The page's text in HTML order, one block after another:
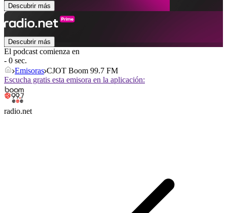
Descubrir más
Descubrir más
El podcast comienza en
- 0 sec.
Emisoras CJOT Boom 99.7 FM
Escucha gratis esta emisora en la aplicación:
radio.net